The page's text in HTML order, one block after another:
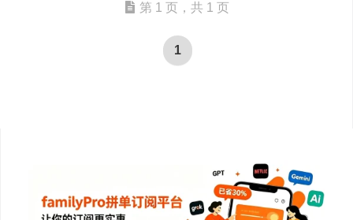
第 1 页，共 1 页
1